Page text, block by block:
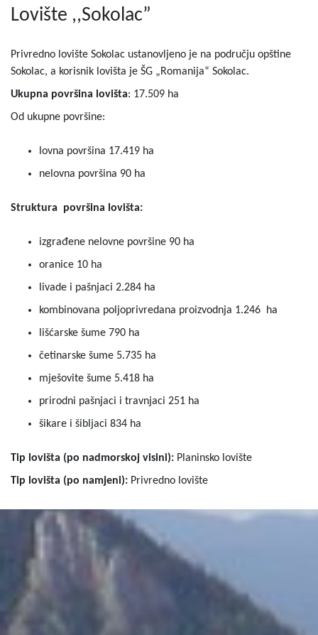
Lovište ,,Sokolac”
Privredno lovište Sokolac ustanovljeno je na području opštine
Sokolac, a korisnik lovišta je ŠG „Romanija“ Sokolac.
Ukupna površina lovišta: 17.509 ha
Od ukupne površine:
lovna površina 17.419 ha
nelovna površina 90 ha
Struktura površina lovišta:
izgrađene nelovne površine 90 ha
oranice 10 ha
livade i pašnjaci 2.284 ha
kombinovana poljoprivredana proizvodnja 1.246 ha
lišćarske šume 790 ha
četinarske šume 5.735 ha
mješovite šume 5.418 ha
prirodni pašnjaci i travnjaci 251 ha
šikare i šibljaci 834 ha
Tip lovišta (po nadmorskoj visini): Planinsko lovište
Tip lovišta (po namjeni): Privredno lovište